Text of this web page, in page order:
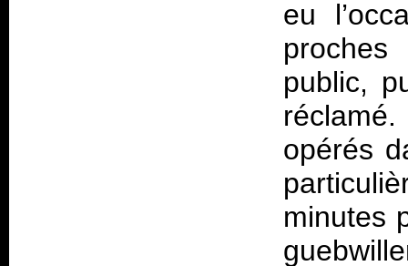
eu
public,
opérés
minutes